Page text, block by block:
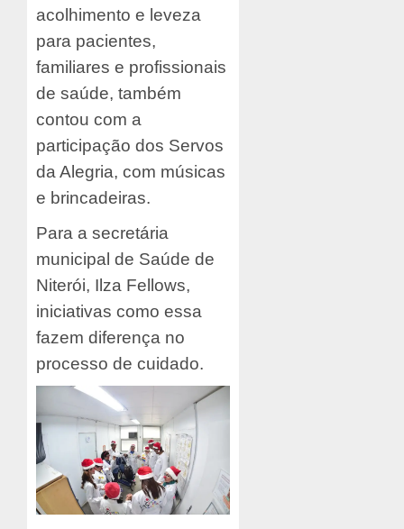
acolhimento e leveza
para pacientes,
familiares e profissionais
de saúde, também
contou com a
participação dos Servos
da Alegria, com músicas
e brincadeiras.
Para a secretária
municipal de Saúde de
Niterói, Ilza Fellows,
iniciativas como essa
fazem diferença no
processo de cuidado.